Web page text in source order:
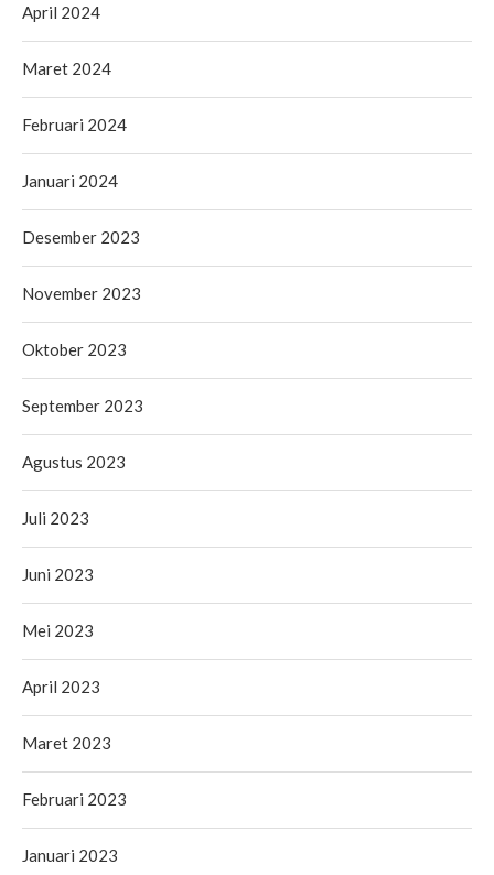
April 2024
Maret 2024
Februari 2024
Januari 2024
Desember 2023
November 2023
Oktober 2023
September 2023
Agustus 2023
Juli 2023
Juni 2023
Mei 2023
April 2023
Maret 2023
Februari 2023
Januari 2023